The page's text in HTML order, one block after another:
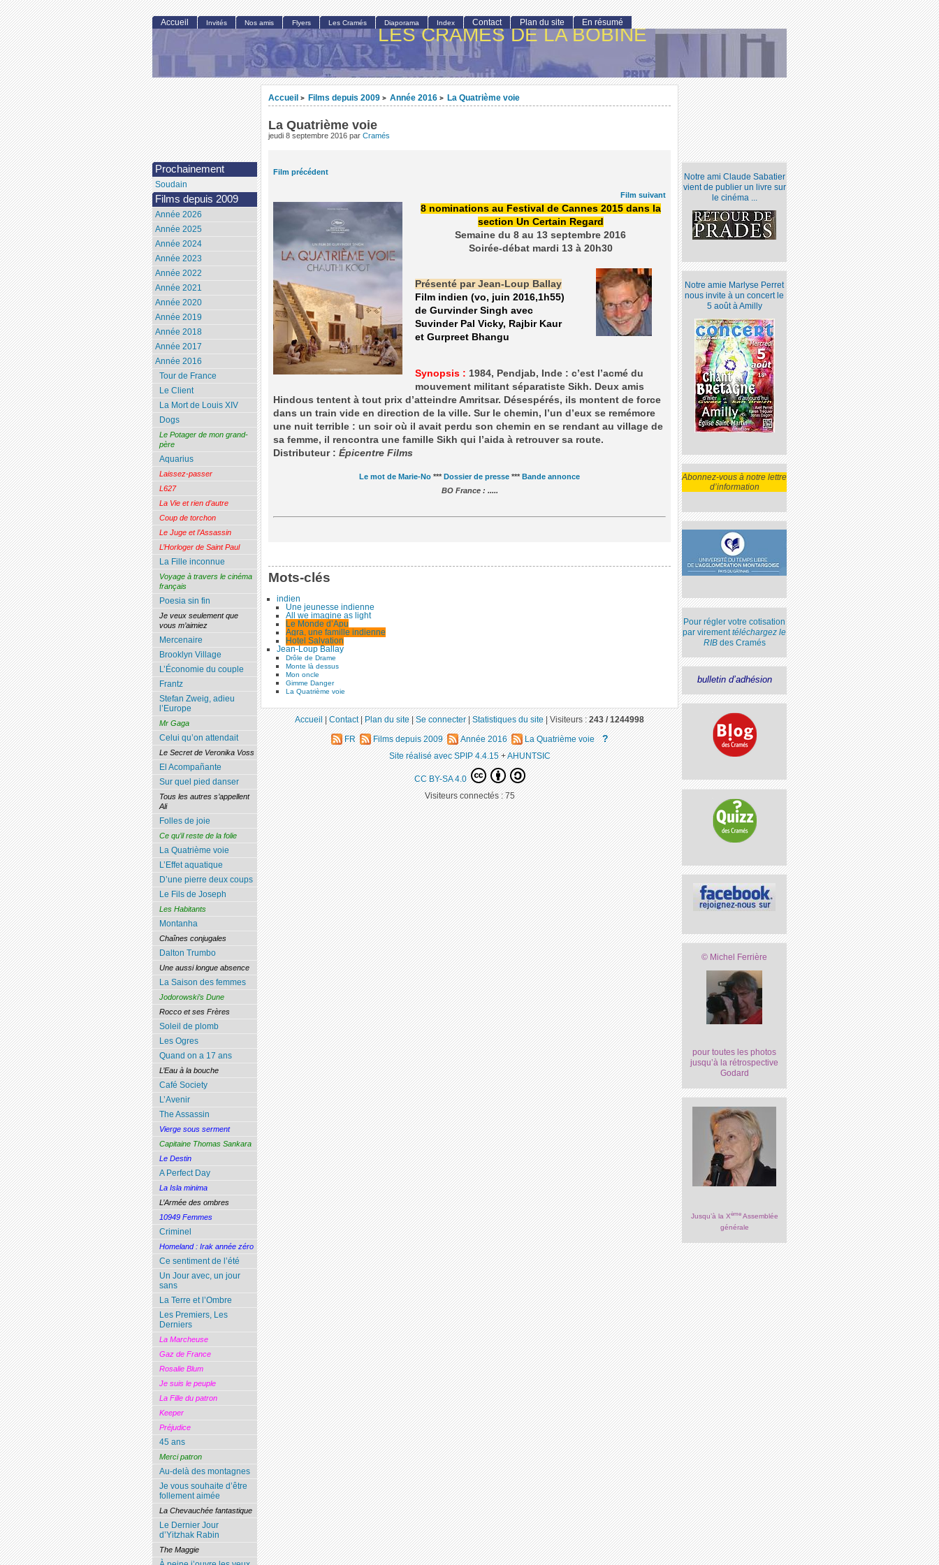
LES CRAMÉS DE LA BOBINE
Accueil > Films depuis 2009 > Année 2016 > La Quatrième voie
La Quatrième voie
jeudi 8 septembre 2016 par Cramés
Film précédent
Film suivant
8 nominations au Festival de Cannes 2015 dans la
section Un Certain Regard
Semaine du 8 au 13 septembre 2016
Soirée-débat mardi 13 à 20h30
Présenté par Jean-Loup Ballay
Film indien (vo, juin 2016,1h55)
de Gurvinder Singh avec
Suvinder Pal Vicky, Rajbir Kaur
et Gurpreet Bhangu
Synopsis : 1984, Pendjab, Inde : c’est l’acmé du
mouvement militant séparatiste Sikh. Deux amis
Hindous tentent à tout prix d’atteindre Amritsar. Désespérés, ils montent de force
dans un train vide en direction de la ville. Sur le chemin, l’un d’eux se remémore
une nuit terrible : un soir où il avait perdu son chemin en se rendant au village de
sa femme, il rencontra une famille Sikh qui l’aida à retrouver sa route.
Distributeur : Épicentre Films
Le mot de Marie-No *** Dossier de presse *** Bande annonce
BO France : .....
Mots-clés
indien
Une jeunesse indienne
All we imagine as light
Le Monde d’Apu
Agra, une famille indienne
Hotel Salvation
Jean-Loup Ballay
Drôle de Drame
Monte là dessus
Mon oncle
Gimme Danger
La Quatrième voie
Notre ami Claude Sabatier
vient de publier un livre sur
le cinéma ...
Notre amie Marlyse Perret
nous invite à un concert le
5 août à Amilly
Abonnez-vous à notre lettre
d’information
Pour régler votre cotisation
par virementtéléchargez le
RIBdes Cramés
bulletin d’adhésion
© Michel Ferrière
pour toutes les photos
jusqu’à la rétrospective
Godard
Jusqu’à la XèmeAssemblée
générale
Accueil Invités Nos amis Flyers Les Cramés Diaporama Index Contact Plan du site En résumé
Prochainement
Soudain
Films depuis 2009
Année 2026
Année 2025
Année 2024
Année 2023
Année 2022
Année 2021
Année 2020
Année 2019
Année 2018
Année 2017
Année 2016
Tour de France
Le Client
La Mort de Louis XIV
Dogs
Le Potager de mon grand-
père
Aquarius
Laissez-passer
L627
La Vie et rien d’autre
Coup de torchon
Le Juge et l’Assassin
L’Horloger de Saint Paul
La Fille inconnue
Voyage à travers le cinéma
français
Poesia sin fin
Je veux seulement que
vous m’aimiez
Mercenaire
Brooklyn Village
L’Économie du couple
Frantz
Stefan Zweig, adieu
l’Europe
Mr Gaga
Celui qu’on attendait
Le Secret de Veronika Voss
El Acompañante
Sur quel pied danser
Tous les autres s’appellent
Ali
Folles de joie
Ce qu’il reste de la folie
La Quatrième voie
L’Effet aquatique
D’une pierre deux coups
Le Fils de Joseph
Les Habitants
Montanha
Chaînes conjugales
Dalton Trumbo
Une aussi longue absence
La Saison des femmes
Jodorowski’s Dune
Rocco et ses Frères
Soleil de plomb
Les Ogres
Quand on a 17 ans
L’Eau à la bouche
Café Society
L’Avenir
The Assassin
Vierge sous serment
Capitaine Thomas Sankara
Le Destin
A Perfect Day
La Isla minima
L’Armée des ombres
10949 Femmes
Criminel
Homeland : Irak année zéro
Ce sentiment de l’été
Un Jour avec, un jour
sans
La Terre et l’Ombre
Les Premiers, Les
Derniers
La Marcheuse
Gaz de France
Rosalie Blum
Je suis le peuple
La Fille du patron
Keeper
Préjudice
45 ans
Merci patron
Au-delà des montagnes
Je vous souhaite d’être
follement aimée
La Chevauchée fantastique
Le Dernier Jour
d’Yitzhak Rabin
The Maggie
Accueil|Contact|Plan du site|Se connecter|Statistiques du site|Visiteurs :243 / 1244998
FR Films depuis 2009 Année 2016 La Quatrième voie ?
Site réalisé avec SPIP 4.4.15+AHUNTSIC
CC BY-SA 4.0
Visiteurs connectés :75